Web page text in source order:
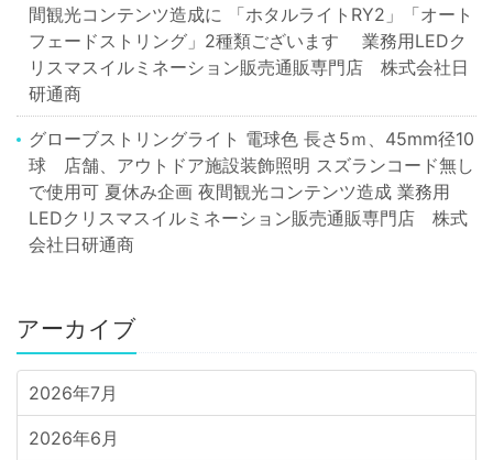
間観光コンテンツ造成に 「ホタルライトRY2」「オート
フェードストリング」2種類ございます 業務用LEDク
リスマスイルミネーション販売通販専門店 株式会社日
研通商
グローブストリングライト 電球色 長さ5ｍ、45mm径10
球 店舗、アウトドア施設装飾照明 スズランコード無し
で使用可 夏休み企画 夜間観光コンテンツ造成 業務用
LEDクリスマスイルミネーション販売通販専門店 株式
会社日研通商
アーカイブ
2026年7月
2026年6月